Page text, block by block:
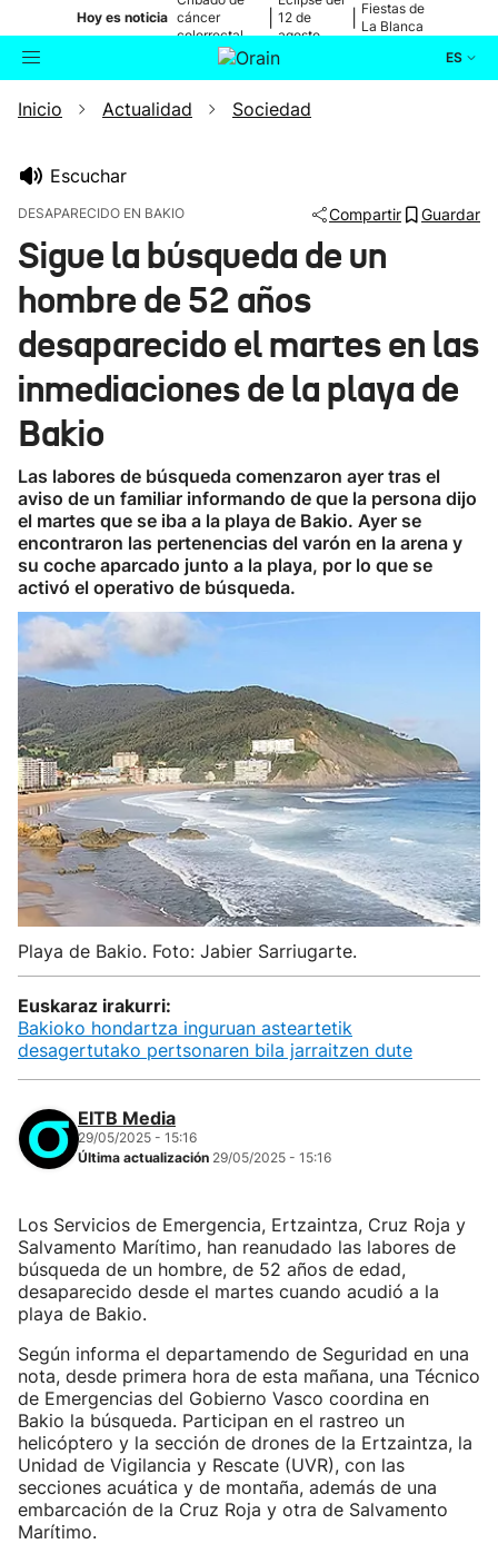
Hoy es noticia cáncer
colorrectal
12 de
agosto
Fiestas de
La Blanca
ES
Buscador Actualidad
Ikusmiran
Eguraldia
Inicio Actualidad Sociedad
Escuchar
DESAPARECIDO EN BAKIO Compartir Guardar
Sigue la búsqueda de un
hombre de 52 años
desaparecido el martes en las
inmediaciones de la playa de
Bakio
Las labores de búsqueda comenzaron ayer tras el
aviso de un familiar informando de que la persona dijo
el martes que se iba a la playa de Bakio. Ayer se
encontraron las pertenencias del varón en la arena y
su coche aparcado junto a la playa, por lo que se
activó el operativo de búsqueda.
Playa de Bakio. Foto: Jabier Sarriugarte.
Euskaraz irakurri:
Bakioko hondartza inguruan asteartetik
desagertutako pertsonaren bila jarraitzen dute
EITB Media
29/05/2025 - 15:16
Última actualización 29/05/2025 - 15:16
Los Servicios de Emergencia, Ertzaintza, Cruz Roja y
Salvamento Marítimo, han reanudado las labores de
búsqueda de un hombre, de 52 años de edad,
desaparecido desde el martes cuando acudió a la
playa de Bakio.
Según informa el departamendo de Seguridad en una
nota, desde primera hora de esta mañana, una Técnico
de Emergencias del Gobierno Vasco coordina en
Bakio la búsqueda. Participan en el rastreo un
helicóptero y la sección de drones de la Ertzaintza, la
Unidad de Vigilancia y Rescate (UVR), con las
secciones acuática y de montaña, además de una
embarcación de la Cruz Roja y otra de Salvamento
Marítimo.